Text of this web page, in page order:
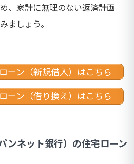
、家計に無理のない返済計画
ましょう。
ーン（新規借入）はこちら
ーン（借り換え）はこちら
ンネット銀行）の住宅ローン